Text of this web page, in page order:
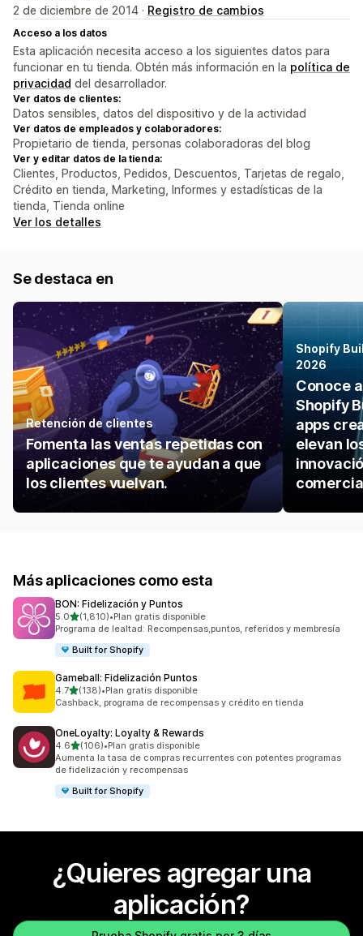
2 de diciembre de 2014 · Registro de cambios
Acceso a los datos
Esta aplicación necesita acceso a los siguientes datos para
funcionar en tu tienda. Obtén más información en la política de
privacidad del desarrollador.
Ver datos de clientes:
Datos sensibles, datos del dispositivo y de la actividad
Ver datos de empleados y colaboradores:
Propietario de tienda, personas colaboradoras del blog
Ver y editar datos de la tienda:
Clientes, Productos, Pedidos, Descuentos, Tarjetas de regalo,
Crédito en tienda, Marketing, Informes y estadísticas de la
tienda, Tienda online
Ver los detalles
Se destaca en
Retención de clientes
Fomenta las ventas repetidas con
aplicaciones que te ayudan a que
los clientes vuelvan.
Shopify
2026
Conoce
Shopify
apps
elevan
Más aplicaciones como esta
BON: Fidelización y Puntos
5.0de 5 estrellas
(1,810)
1810 reseñas en total
•Plan gratis disponible
Programa de lealtad: Recompensas,puntos, referidos y membresía
Built for Shopify
Gameball: Fidelización Puntos
4.7de 5 estrellas
(138)
138 reseñas en total
•Plan gratis disponible
Cashback, programa de recompensas y crédito en tienda
OneLoyalty: Loyalty & Rewards
4.6de 5 estrellas
(106)
106 reseñas en total
•Plan gratis disponible
Aumenta la tasa de compras recurrentes con potentes programas
de fidelización y recompensas
Built for Shopify
¿Quieres agregar una
aplicación?